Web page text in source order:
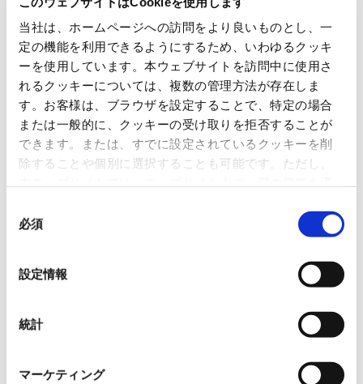
当社は、ホームページへの訪問をより良いものとし、一
定の機能を利用できるようにするため、いわゆるクッキ
ーを使用しています。本ウェブサイトを訪問中に使用さ
れるクッキーについては、複数の管理方法が存在しま
す。お客様は、ブラウザを設定することで、特定の場合
または一般的に、クッキーの受け取りを拒否することが
できます。または、すでに設定されているクッキーを削
除することや個別に選択することも可能です。ただし、
いるので、ご注意ください。これらのクッキーが受け入
れられない場合、本ウェブサイトの機能が制限される場
必須
設定情報
統計
マーケティング
OVOL LOOP
グループ紹介映像【日本語版】
2026.07.17
事業紹介
動画
1845年の創業以来の歩み、グループが展開する5つの事業領域...
化粧品・健康食品メーカーの株式会社ファンケル（以下、「ファ
「周南 蚤の市2026 ×周南本屋通
日本紙パルプ商事は、2026年5月30日および31日に山口県...